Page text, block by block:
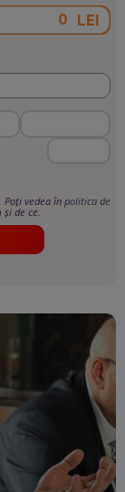
LEI
Poți vedea în politica de
și de ce.